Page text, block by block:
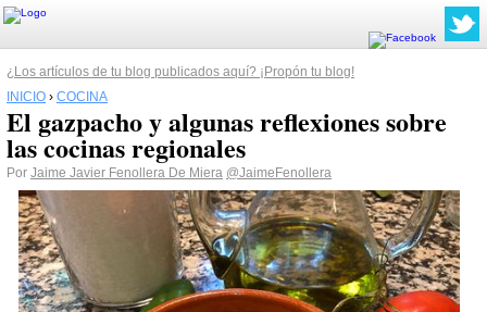
¿Los artículos de tu blog publicados aquí? ¡Propón tu blog!
INICIO › COCINA
El gazpacho y algunas reflexiones sobre
las cocinas regionales
Por Jaime Javier Fenollera De Miera @JaimeFenollera